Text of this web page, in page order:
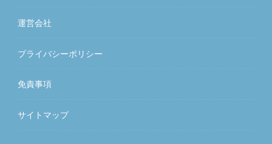
運営会社
プライバシーポリシー
免責事項
サイトマップ